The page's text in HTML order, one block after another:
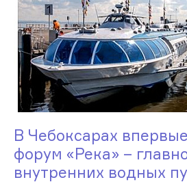
В Чебоксарах
форум «Река» –
внутренних водных